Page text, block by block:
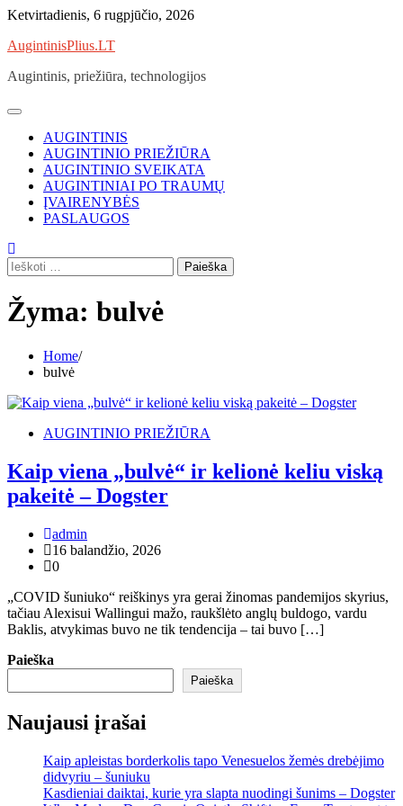
Skip
content
Ketvirtadienis, 6 rugpjūčio, 2026
AugintinisPlius.LT
Augintinis, priežiūra, technologijos
AUGINTINIS
AUGINTINIO PRIEŽIŪRA
AUGINTINIO SVEIKATA
AUGINTINIAI PO TRAUMŲ
ĮVAIRENYBĖS
PASLAUGOS
Ieškoti:
Žyma: bulvė
Home
bulvė
AUGINTINIO PRIEŽIŪRA
Kaip viena „bulvė“ ir kelionė keliu viską
pakeitė – Dogster
admin
16 balandžio, 2026
0
„COVID šuniuko“ reiškinys yra gerai žinomas pandemijos skyrius,
tačiau Alexisui Wallingui mažo, raukšlėto anglų buldogo, vardu
Baklis, atvykimas buvo ne tik tendencija – tai buvo […]
Paieška
Paieška
Naujausi įrašai
Kaip apleistas borderkolis tapo Venesuelos žemės drebėjimo
didvyriu – šuniuku
Kasdieniai daiktai, kurie yra slapta nuodingi šunims – Dogster